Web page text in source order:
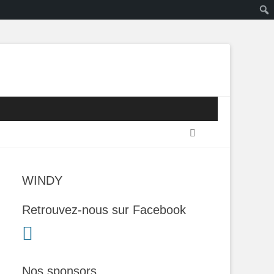
WINDY
Retrouvez-nous sur Facebook
Nos sponsors